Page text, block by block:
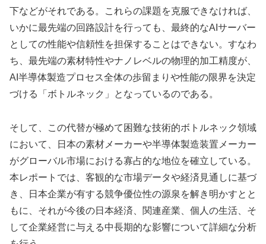
下などがそれである。これらの課題を克服できなければ、
いかに最先端の回路設計を行っても、最終的なAIサーバー
としての性能や信頼性を担保することはできない。すなわ
ち、最先端の素材特性やナノレベルの物理的加工精度が、
AI半導体製造プロセス全体の歩留まりや性能の限界を決定
づける「ボトルネック」となっているのである。
そして、この代替が極めて困難な技術的ボトルネック領域
において、日本の素材メーカーや半導体製造装置メーカー
がグローバル市場における寡占的な地位を確立している。
本レポートでは、客観的な市場データや経済見通しに基づ
き、日本企業が有する競争優位性の源泉を解き明かすとと
もに、それが今後の日本経済、関連産業、個人の生活、そ
して企業経営に与える中長期的な影響について詳細な分析